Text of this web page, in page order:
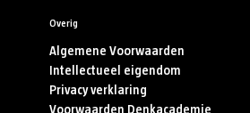
Overig
Algemene Voorwaarden
Intellectueel eigendom
Privacy verklaring
Voorwaarden Denkacademie